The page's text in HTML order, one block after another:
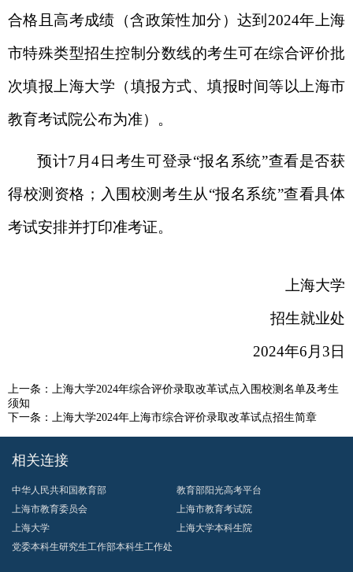
合格且高考成绩（含政策性加分 ）达到 2024年 上海
市特殊类型招生控制分数线的考生可在综合评价批
次填报 上海大学 （填报方式、填报时间等以上海市
教育考试院公布为准）。
预计7月4日考生可登录“报名系统”查看是否获
得校测资格；入围校测考生从“报名系统”查看具体
考试安排并打印准考证。
上海大学
招生就业处
2024年6 月 3日
上一条：
上海大学2024年综合评价录取改革试点入围校测名单及考生
须知
下一条：
上海大学2024年上海市综合评价录取改革试点招生简章
相关连接
中华人民共和国教育部
教育部阳光高考平台
上海市教育委员会
上海市教育考试院
上海大学
上海大学本科生院
党委本科生研究生工作部本科生工作处